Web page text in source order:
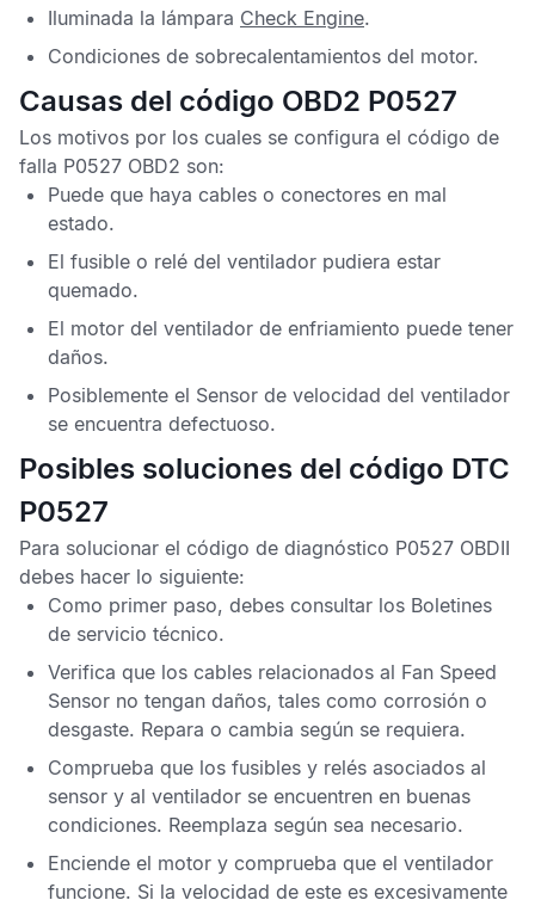
Iluminada la lámpara Check Engine.
Condiciones de sobrecalentamientos del motor.
Causas del código OBD2 P0527
Los motivos por los cuales se configura el código de
falla P0527 OBD2 son:
Puede que haya cables o conectores en mal
estado.
El fusible o relé del ventilador pudiera estar
quemado.
El motor del ventilador de enfriamiento puede tener
daños.
Posiblemente el Sensor de velocidad del ventilador
se encuentra defectuoso.
Posibles soluciones del código DTC
P0527
Para solucionar el código de diagnóstico P0527 OBDII
debes hacer lo siguiente:
Como primer paso, debes consultar los Boletines
de servicio técnico.
Verifica que los cables relacionados al Fan Speed
Sensor no tengan daños, tales como corrosión o
desgaste. Repara o cambia según se requiera.
Comprueba que los fusibles y relés asociados al
sensor y al ventilador se encuentren en buenas
condiciones. Reemplaza según sea necesario.
Enciende el motor y comprueba que el ventilador
funcione. Si la velocidad de este es excesivamente